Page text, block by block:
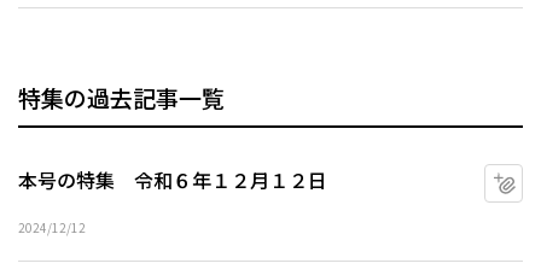
特集の過去記事一覧
本号の特集 令和６年１２月１２日
2024/12/12